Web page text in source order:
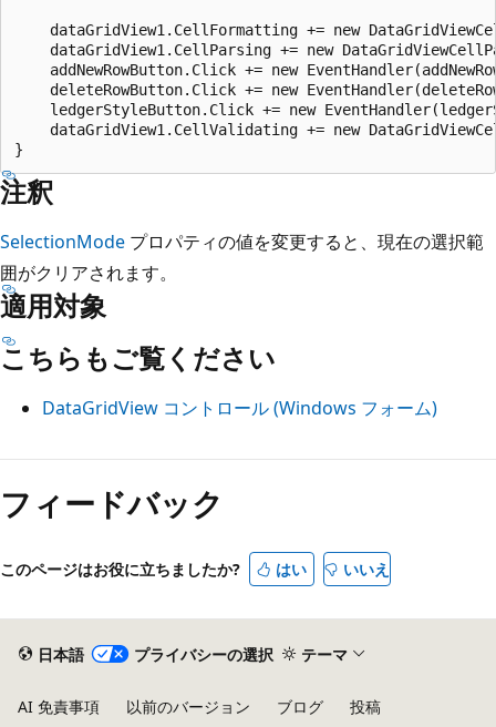
dataGridView1.CellFormatting += new
dataGridView1.CellParsing += new
addNewRowButton.Click += new
deleteRowButton.Click += new
ledgerStyleButton.Click += new
dataGridView1.CellValidating += new
注釈
SelectionMode プロパティの値を変更すると、現在の選択範
囲がクリアされます。
適用対象
こちらもご覧ください
DataGridView コントロール (Windows フォーム)
フィードバック
このページはお役に立ちましたか? はい いいえ
日本語 プライバシーの選択 テーマ
AI 免責事項 以前のバージョン ブログ 投稿